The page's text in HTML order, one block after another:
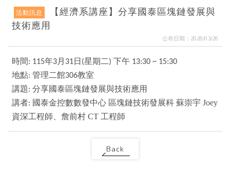
活動訊息 【經濟系講座】分享國泰區塊鏈發展與
技術應用
公布日期：2026/03/26
時間: 115年3月31日(星期二) 下午 13:30 ~ 15:30
地點: 管理二館306教室
講題: 分享國泰區塊鏈發展與技術應用
講者: 國泰金控數數發中心 區塊鏈技術發展科 蘇崇宇 Joey
資深工程師、詹前村 CT 工程師
Back